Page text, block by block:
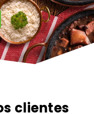
clientes